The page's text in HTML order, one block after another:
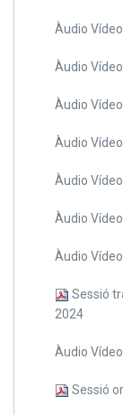
Àudio
Àudio
Àudio
Àudio
Àudio
Àudio
Àudio
Sessió
2024
Àudio
Sessió